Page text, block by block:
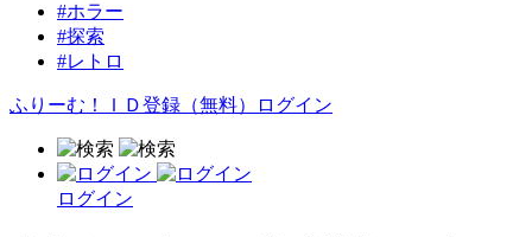
#ホラー
#探索
#レトロ
ふりーむ！ＩＤ登録（無料） ログイン
ログイン